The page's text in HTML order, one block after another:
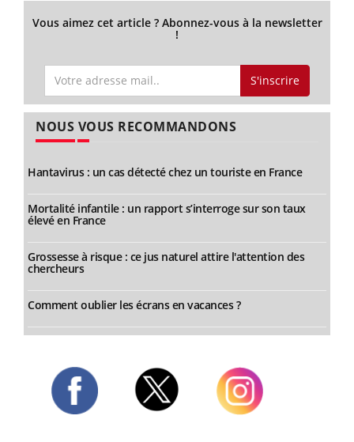
Vous aimez cet article ? Abonnez-vous à la newsletter
!
S'inscrire
NOUS VOUS RECOMMANDONS
Hantavirus : un cas détecté chez un touriste en France
Mortalité infantile : un rapport s’interroge sur son taux
élevé en France
Grossesse à risque : ce jus naturel attire l'attention des
chercheurs
Comment oublier les écrans en vacances ?